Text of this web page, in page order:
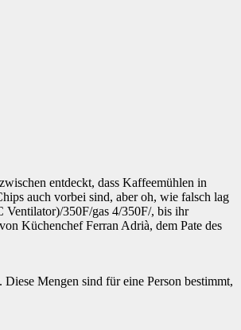
entdeckt, dass Kaffeemühlen in
auch vorbei sind, aber oh, wie falsch lag
350F/gas 4/350F/, bis ihr
Küchenchef Ferran Adrià, dem Pate des
Mengen sind für eine Person bestimmt,